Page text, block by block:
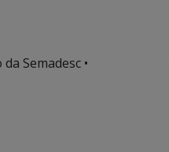
Semadesc •